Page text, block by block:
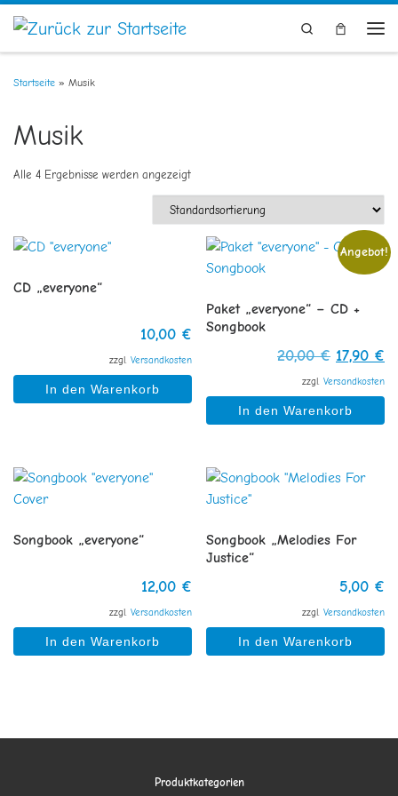
Zum Inhalt springen
Search
Startseite » Musik
Musik
Alle 4 Ergebnisse werden angezeigt
CD „everyone“
10,00 €
zzgl. Versandkosten
In den Warenkorb
Angebot!
Paket „everyone“ – CD +
Songbook
20,00€ 17,90 €
zzgl. Versandkosten
In den Warenkorb
Songbook „everyone“
12,00 €
zzgl. Versandkosten
In den Warenkorb
Songbook „Melodies For
Justice“
5,00 €
zzgl. Versandkosten
In den Warenkorb
Produktkategorien